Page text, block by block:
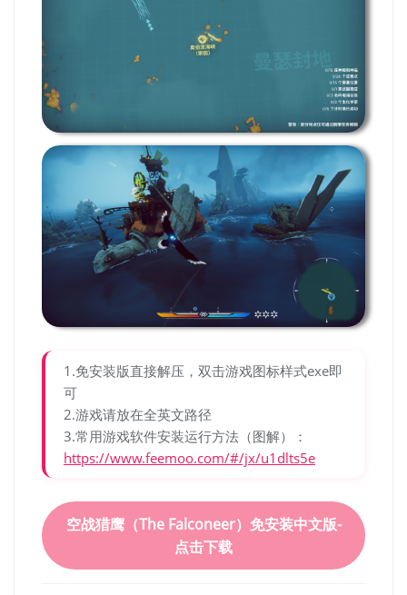
1.免安装版直接解压，双击游戏图标样式exe即
可
2.游戏请放在全英文路径
3.常用游戏软件安装运行方法（图解）：
https://www.feemoo.com/#/jx/u1dlts5e
空战猎鹰（The Falconeer）免安装中文版-
点击下载